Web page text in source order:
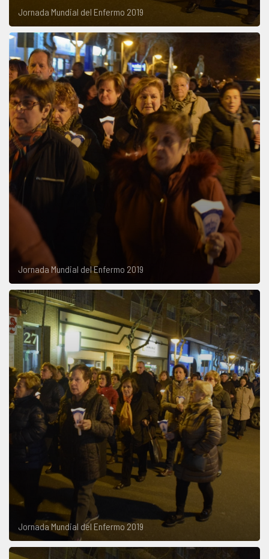
Jornada Mundial del Enfermo 2019
Jornada Mundial del Enfermo 2019
Jornada Mundial del Enfermo 2019